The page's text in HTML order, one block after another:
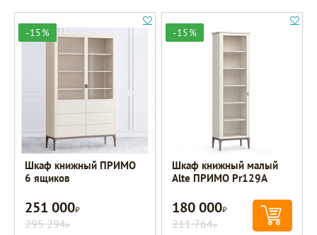
-15%
Шкаф книжный ПРИМО
6 ящиков
251 000Р
295 294Р
-15%
Шкаф книжный малый
Alte ПРИМО Pr129A
180 000Р
211 764Р